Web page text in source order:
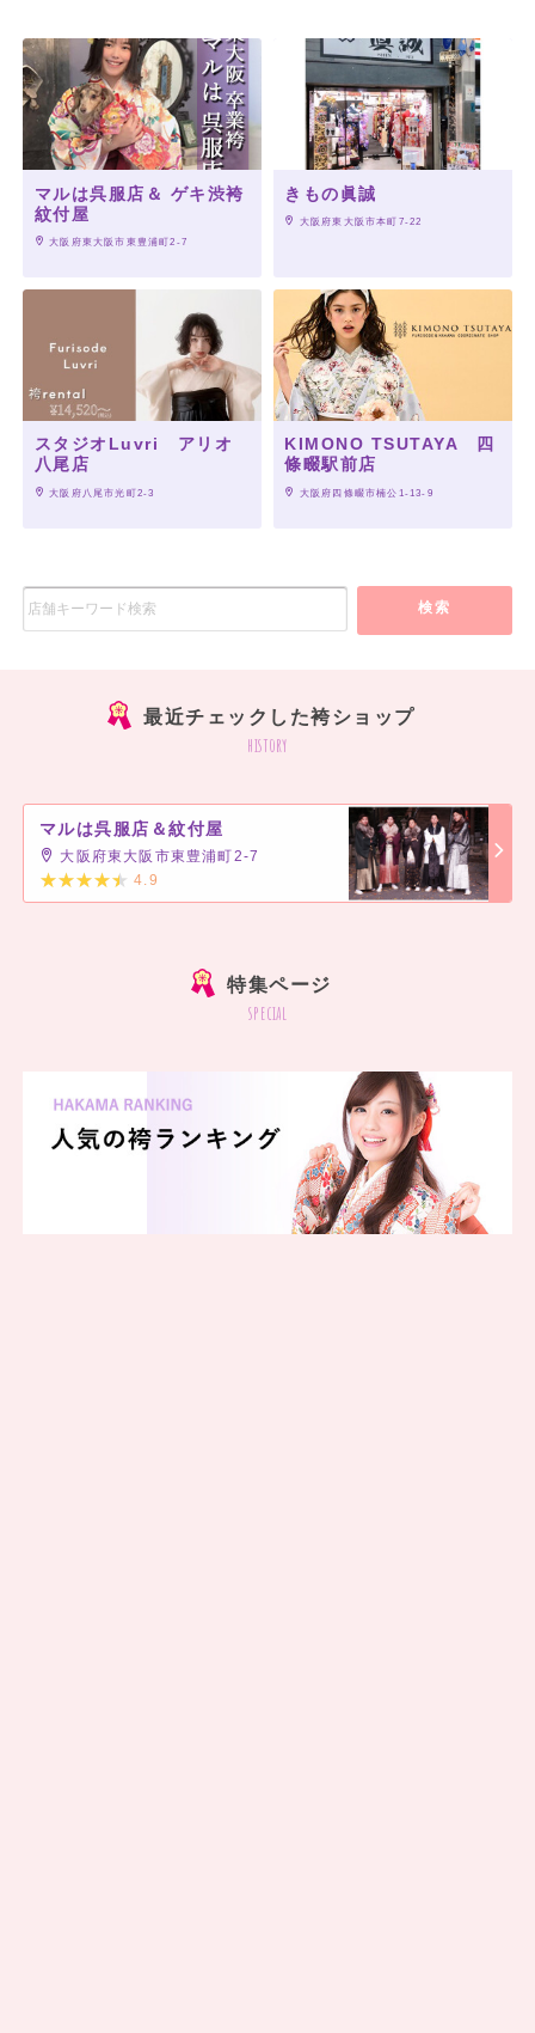
マルは呉服店＆ ゲキ渋袴
紋付屋
大阪府東大阪市東豊浦町2-7
きもの眞誠
大阪府東大阪市本町7-22
スタジオLuvri アリオ
八尾店
大阪府八尾市光町2-3
KIMONO TSUTAYA 四
條畷駅前店
大阪府四條畷市楠公1-13-9
検索
最近チェックした袴ショップ
history
マルは呉服店＆紋付屋
大阪府東大阪市東豊浦町2-7
4.9
特集ページ
special